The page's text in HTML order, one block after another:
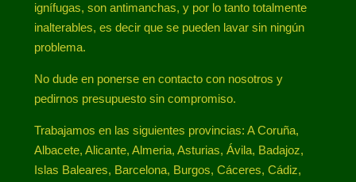
ignífugas, son antimanchas, y por lo tanto totalmente
inalterables, es decir que se pueden lavar sin ningún
problema.
No dude en ponerse en contacto con nosotros y
pedirnos presupuesto sin compromiso.
Trabajamos en las siguientes provincias: A Coruña,
Albacete, Alicante, Almeria, Asturias, Ávila, Badajoz,
Islas Baleares, Barcelona, Burgos, Cáceres, Cádiz,